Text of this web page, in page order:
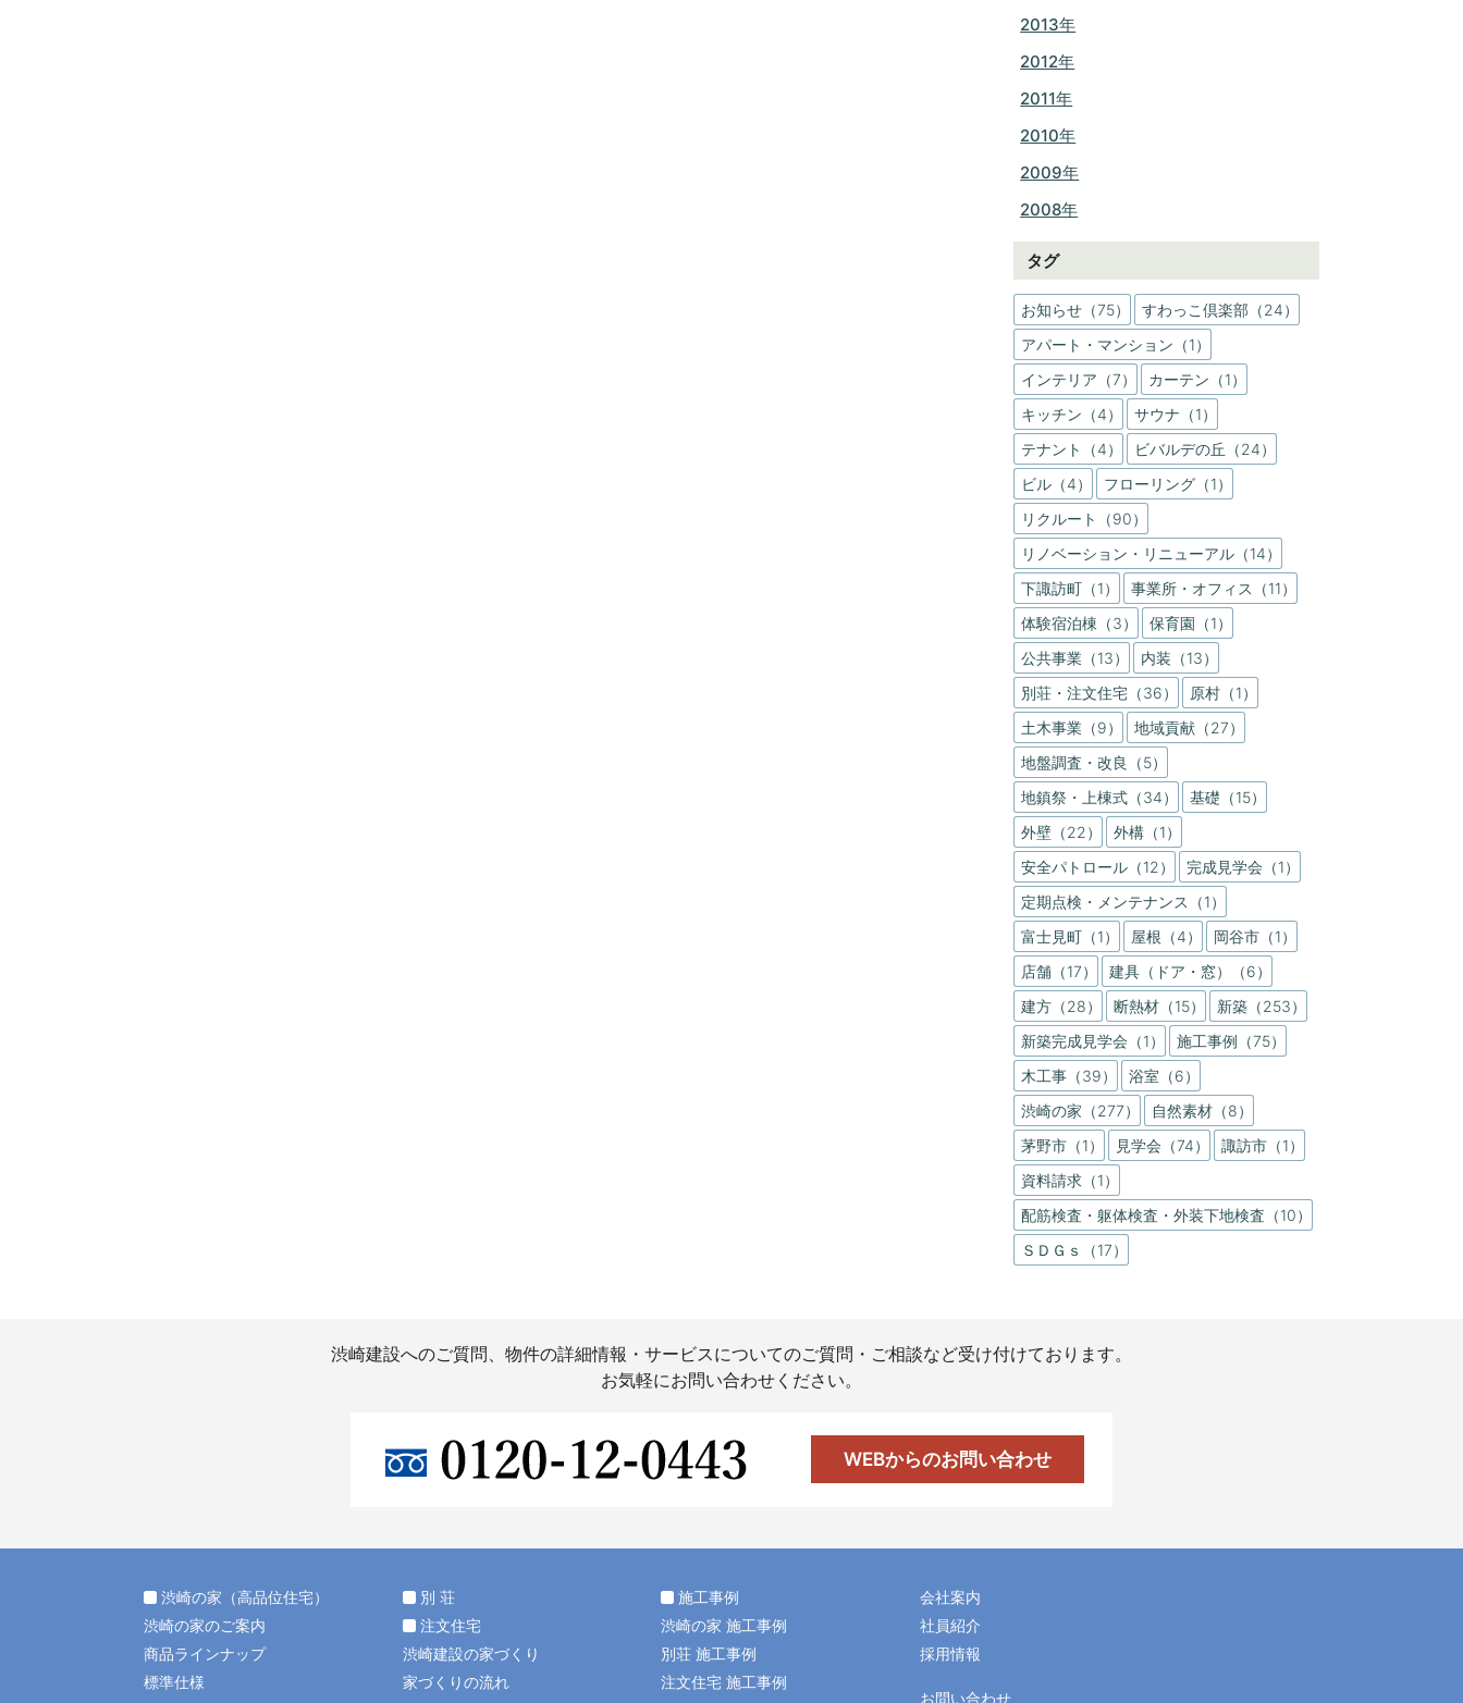
2013年
2012年
2011年
2010年
2009年
2008年
タグ
お知らせ（75）
すわっこ倶楽部（24）
アパート・マンション（1）
インテリア（7）
カーテン（1）
キッチン（4）
サウナ（1）
テナント（4）
ビバルデの丘（24）
ビル（4）
フローリング（1）
リクルート（90）
リノベーション・リニューアル（14）
下諏訪町（1）
事業所・オフィス（11）
体験宿泊棟（3）
保育園（1）
公共事業（13）
内装（13）
別荘・注文住宅（36）
原村（1）
土木事業（9）
地域貢献（27）
地盤調査・改良（5）
地鎮祭・上棟式（34）
基礎（15）
外壁（22）
外構（1）
安全パトロール（12）
完成見学会（1）
定期点検・メンテナンス（1）
富士見町（1）
屋根（4）
岡谷市（1）
店舗（17）
建具（ドア・窓）（6）
建方（28）
断熱材（15）
新築（253）
新築完成見学会（1）
施工事例（75）
木工事（39）
浴室（6）
渋崎の家（277）
自然素材（8）
茅野市（1）
見学会（74）
諏訪市（1）
資料請求（1）
配筋検査・躯体検査・外装下地検査（10）
ＳＤＧｓ（17）
渋崎建設へのご質問、物件の詳細情報・サービスについてのご質問・ご相談など受け付けております。
お気軽にお問い合わせください。
WEBからのお問い合わせ
渋崎の家（高品位住宅）
渋崎の家のご案内
商品ラインナップ
標準仕様
別 荘
注文住宅
渋崎建設の家づくり
家づくりの流れ
施工事例
渋崎の家 施工事例
別荘 施工事例
注文住宅 施工事例
会社案内
社員紹介
採用情報
お問い合わせ